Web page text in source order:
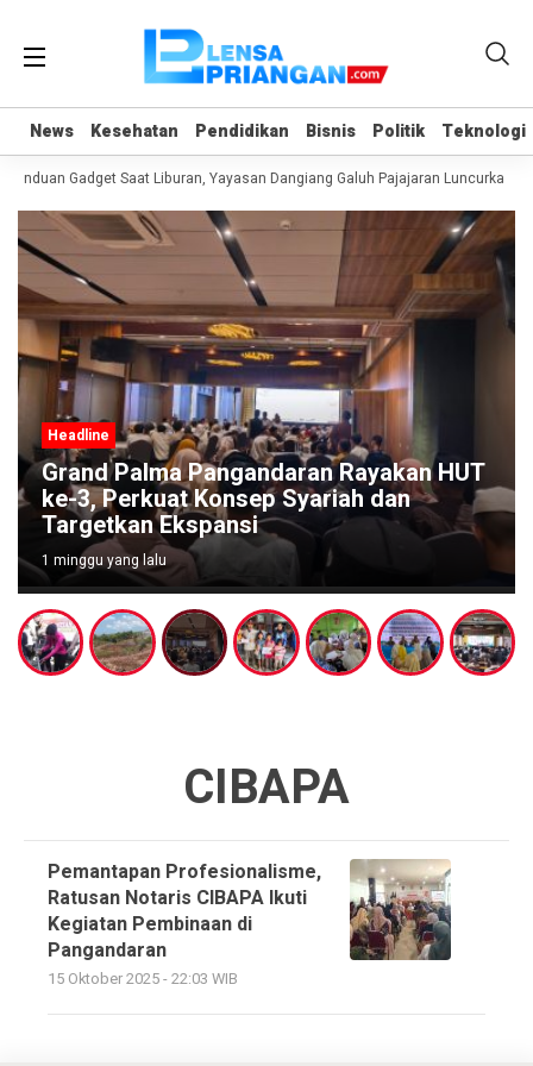
News Kesehatan Pendidikan Bisnis Politik Teknologi
News Kesehatan Pendidikan Bisnis Politik Teknologi
Gadget Saat Liburan, Yayasan Dangiang Galuh Pajajaran Luncurkan
Headline
Grand Palma Pangandaran Rayakan HUT
ke-3, Perkuat Konsep Syariah dan
Targetkan Ekspansi
1 minggu yang lalu
CIBAPA
Pemantapan Profesionalisme,
Ratusan Notaris CIBAPA Ikuti
Kegiatan Pembinaan di
Pangandaran
15 Oktober 2025 - 22:03 WIB